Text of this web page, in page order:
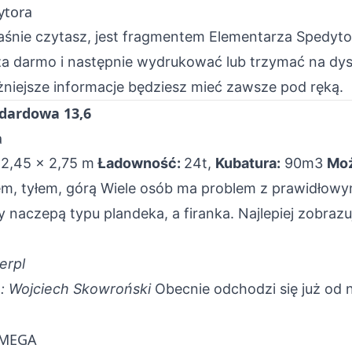
czytasz, jest fragmentem Elementarza
darmo i następnie wydrukować lub trzymać na
informacje będziesz mieć zawsze pod ręką.
13,6
x 2,75 m Ładowność: 24t, Kubatura: 90m3
tyłem, górą Wiele osób ma problem z
naczepą typu plandeka, a firanka. Najlepiej
Wojciech Skowroński Obecnie odchodzi się już od